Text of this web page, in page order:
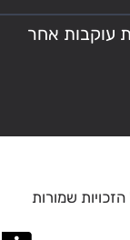
עוקבות אחר
שמורות